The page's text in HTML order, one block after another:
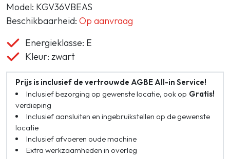
Model: KGV36VBEAS
Beschikbaarheid: Op aanvraag
Energieklasse: E
Kleur: zwart
Prijs is inclusief de vertrouwde AGBE All-in Service!
Gratis!
Inclusief bezorging op gewenste locatie, ook op
verdieping
Inclusief aansluiten en ingebruikstellen op de gewenste
locatie
Inclusief afvoeren oude machine
Extra werkzaamheden in overleg